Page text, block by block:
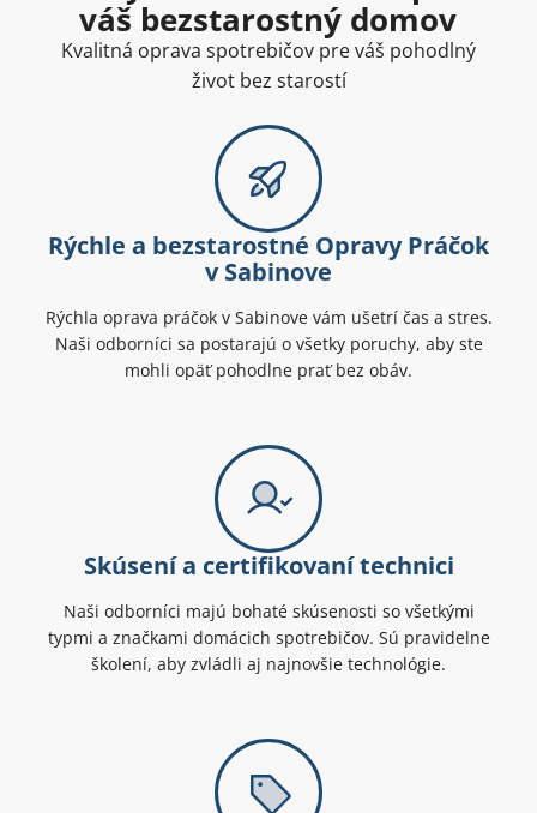
váš bezstarostný domov
Kvalitná oprava spotrebičov pre váš pohodlný
život bez starostí
Rýchle a bezstarostné Opravy Práčok
v Sabinove
Rýchla oprava práčok v Sabinove vám ušetrí čas a stres.
Naši odborníci sa postarajú o všetky poruchy, aby ste
mohli opäť pohodlne prať bez obáv.
Skúsení a certifikovaní technici
Naši odborníci majú bohaté skúsenosti so všetkými
typmi a značkami domácich spotrebičov. Sú pravidelne
školení, aby zvládli aj najnovšie technológie.